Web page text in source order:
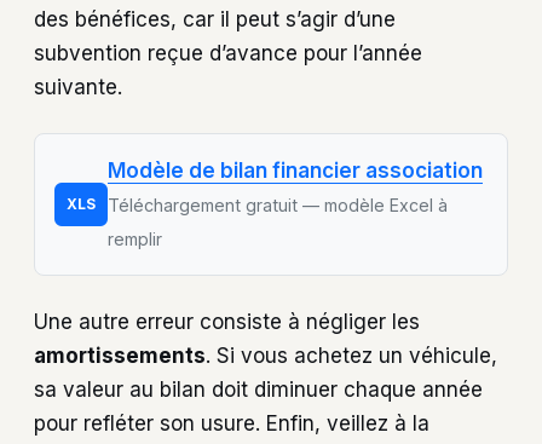
des bénéfices, car il peut s’agir d’une
subvention reçue d’avance pour l’année
suivante.
XLS
Modèle de bilan financier association
Téléchargement gratuit — modèle Excel à
remplir
Une autre erreur consiste à négliger les
amortissements. Si vous achetez un véhicule,
sa valeur au bilan doit diminuer chaque année
pour refléter son usure. Enfin, veillez à la